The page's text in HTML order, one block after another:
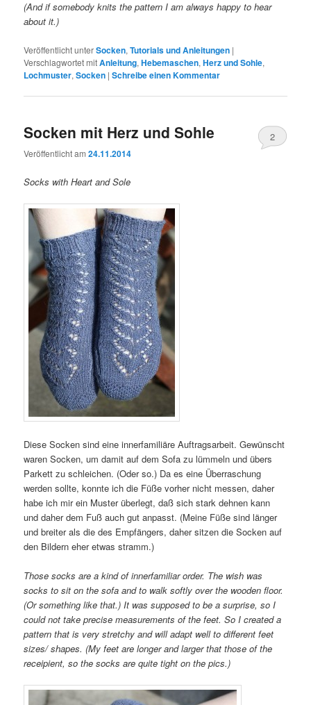
(And if somebody knits the pattern I am always happy to hear
about it.)
Veröffentlicht unterSocken,Tutorials und Anleitungen |
Verschlagwortet mitAnleitung,Hebemaschen,Herz und Sohle,
Lochmuster,Socken |Schreibe einen Kommentar
Socken mit Herz und Sohle
Veröffentlicht am24.11.2014
2
Socks with Heart and Sole
Diese Socken sind eine innerfamiliäre Auftragsarbeit. Gewünscht
waren Socken, um damit auf dem Sofa zu lümmeln und übers
Parkett zu schleichen. (Oder so.) Da es eine Überraschung
werden sollte, konnte ich die Füße vorher nicht messen, daher
habe ich mir ein Muster überlegt, daß sich stark dehnen kann
und daher dem Fuß auch gut anpasst. (Meine Füße sind länger
und breiter als die des Empfängers, daher sitzen die Socken auf
den Bildern eher etwas stramm.)
Those socks are a kind of innerfamiliar order. The wish was
socks to sit on the sofa and to walk softly over the wooden floor.
(Or something like that.) It was supposed to be a surprise, so I
could not take precise measurements of the feet. So I created a
pattern that is very stretchy and will adapt well to different feet
sizes/ shapes. (My feet are longer and larger that those of the
receipient, so the socks are quite tight on the pics.)